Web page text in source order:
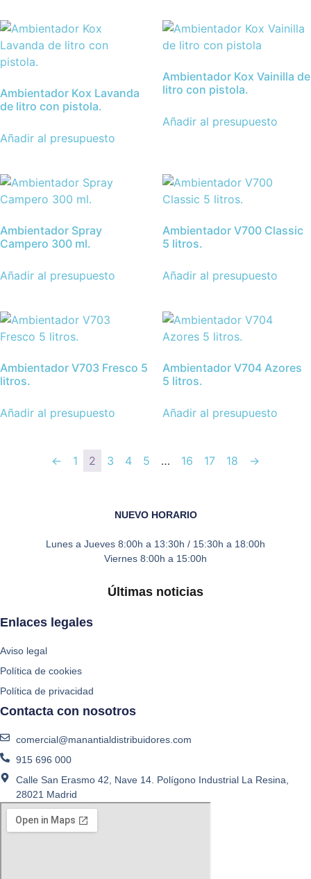
Ambientador Kox Lavanda
de litro con pistola.
Añadir al presupuesto
Ambientador Kox Vainilla de
litro con pistola.
Añadir al presupuesto
Ambientador Spray
Campero 300 ml.
Añadir al presupuesto
Ambientador V700 Classic
5 litros.
Añadir al presupuesto
Ambientador V703 Fresco 5
litros.
Añadir al presupuesto
Ambientador V704 Azores
5 litros.
Añadir al presupuesto
← 1 2 3 4 5 … 16 17 18 →
NUEVO HORARIO
Lunes a Jueves 8:00h a 13:30h / 15:30h a 18:00h
Viernes 8:00h a 15:00h
Últimas noticias
Enlaces legales
Aviso legal
Política de cookies
Política de privacidad
Contacta con nosotros
comercial@manantialdistribuidores.com
915 696 000
Calle San Erasmo 42, Nave 14. Polígono Industrial La Resina,
28021 Madrid